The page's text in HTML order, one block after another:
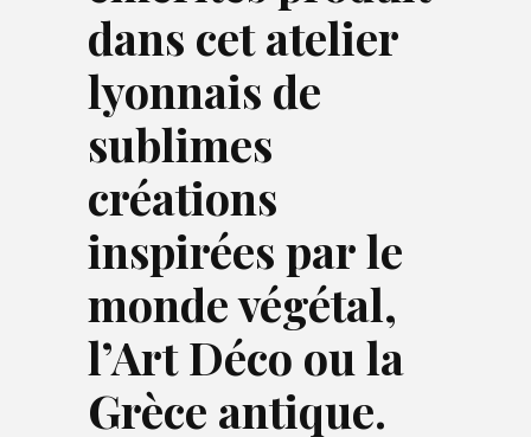
dans cet atelier
lyonnais de
sublimes
créations
inspirées par le
monde végétal,
l’Art Déco ou la
Grèce antique.